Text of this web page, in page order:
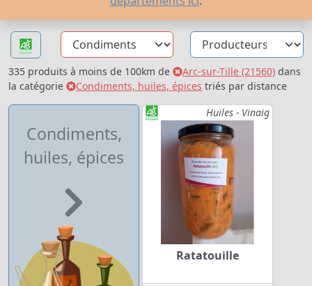
335 produits à moins de 100km de Arc-sur-Tille (21560) dans
la catégorie
Condiments, huiles, épices triés par distance
Condiments,
huiles, épices
Huiles - Vinaig
Ratatouille